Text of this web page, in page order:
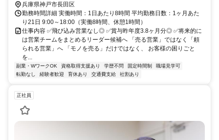
兵庫県神戸市長田区
勤務時間詳細 実働時間：1日あたり8時間 平均勤務日数：1ヶ月あた
り21日 9:00～18:00（実働8時間、休憩1時間）
仕事内容 ✅飛び込み営業なし◎ ✅賞与昨年度3.8ヶ月分◎ ✅将来的に
は営業チームをまとめるリーダー候補へ 「売る営業」ではなく「頼
られる営業」へ 「モノを売る」だけではなく、 お客様の困りごと
を...
副業・WワークOK 資格取得支援あり 学歴不問 固定時間制
職場見学可
転勤なし
経験者歓迎 育休あり 交通費支給 社割あり
正社員